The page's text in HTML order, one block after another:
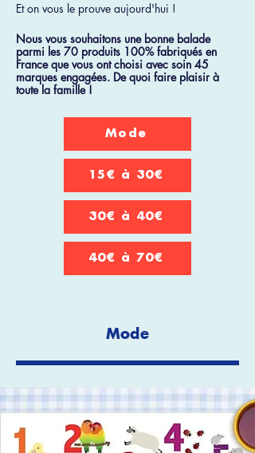
Et on vous le prouve aujourd'hui !
Nous vous souhaitons une bonne balade
parmi les 70 produits 100% fabriqués en
France que vous ont choisi avec soin 45
marques engagées. De quoi faire plaisir à
toute la famille !
Mode
15€ à 30€
30€ à 40€
40€ à 70€
Mode